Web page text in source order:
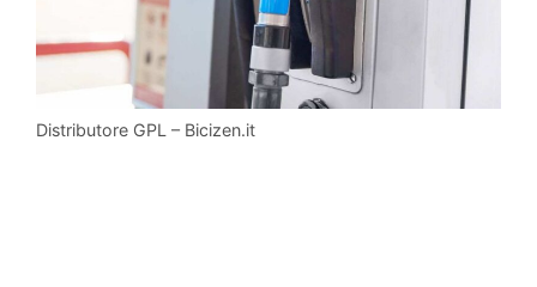
Distributore GPL – Bicizen.it